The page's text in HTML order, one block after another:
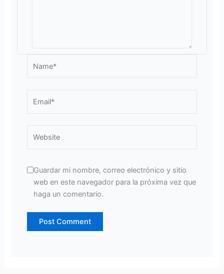
Guardar mi nombre, correo electrónico y sitio
web en este navegador para la próxima vez que
haga un comentario.